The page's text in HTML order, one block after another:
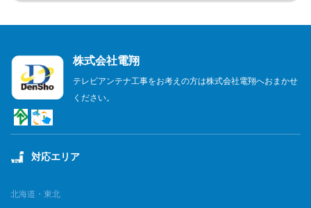
株式会社電翔
テレビアンテナ工事をお考えの方は株式会社電翔へおまかせ
ください。
対応エリア
北海道・東北